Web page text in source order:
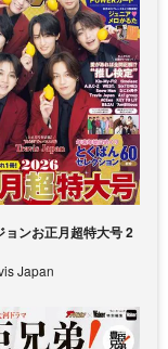
ョンお正月超特大号 2
Japan